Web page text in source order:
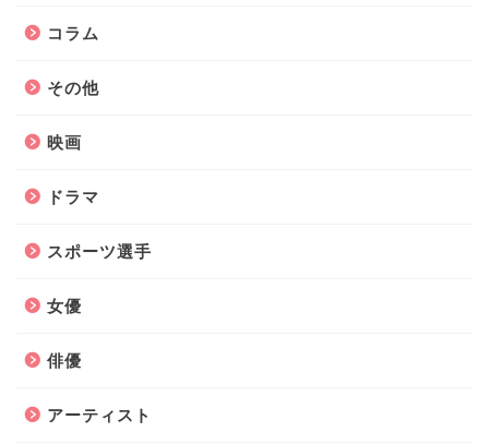
コラム
その他
映画
ドラマ
スポーツ選手
女優
俳優
アーティスト